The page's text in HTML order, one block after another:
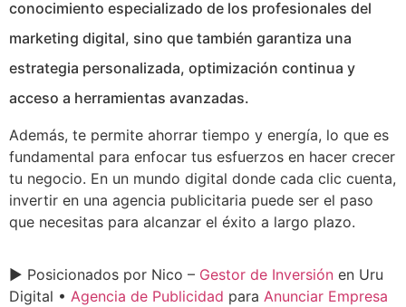
conocimiento especializado de los profesionales del
marketing digital, sino que también garantiza una
estrategia personalizada, optimización continua y
acceso a herramientas avanzadas.
Además, te permite ahorrar tiempo y energía, lo que es
fundamental para enfocar tus esfuerzos en hacer crecer
tu negocio. En un mundo digital donde cada clic cuenta,
invertir en una agencia publicitaria puede ser el paso
que necesitas para alcanzar el éxito a largo plazo.
► Posicionados por Nico – Gestor de Inversión en Uru
Digital • Agencia de Publicidad para Anunciar Empresa